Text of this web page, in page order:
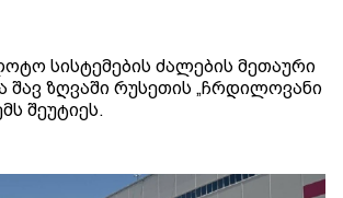
სისტემების ძალების მეთაური
შავ ზღვაში რუსეთის „ჩრდილოვანი
შეუტიეს.